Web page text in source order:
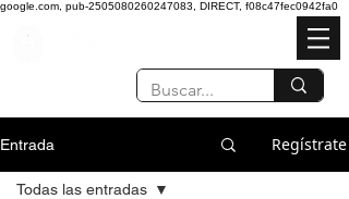
google.com, pub-2505080260247083, DIRECT, f08c47fec0942fa0
Entrada Regístrate
Todas las entradas